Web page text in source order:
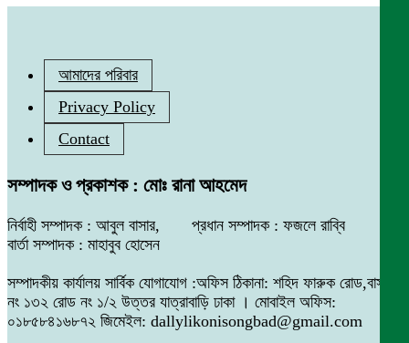
আমাদের পরিবার
Privacy Policy
Contact
সম্পাদক ও প্রকাশক : মোঃ রানা আহমেদ
নির্বাহী সম্পাদক : আবুল বাসার, প্রধান সম্পাদক : ফজলে রাব্বি
বার্তা সম্পাদক : মাহাবুব হোসেন
সম্পাদকীয় কার্যালয় সার্বিক যোগাযোগ :অফিস ঠিকানা: শহিদ ফারুক রোড,বাসা
নং ১৩২ রোড নং ১/২ উত্তর যাত্রাবাড়ি ঢাকা । মোবাইল অফিস:
০১৮৫৮৪১৬৮৭২ জিমেইল: dallylikonisongbad@gmail.com